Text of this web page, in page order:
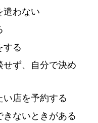
遣わない
する
せず、自分で決め
店を予約する
ないときがある